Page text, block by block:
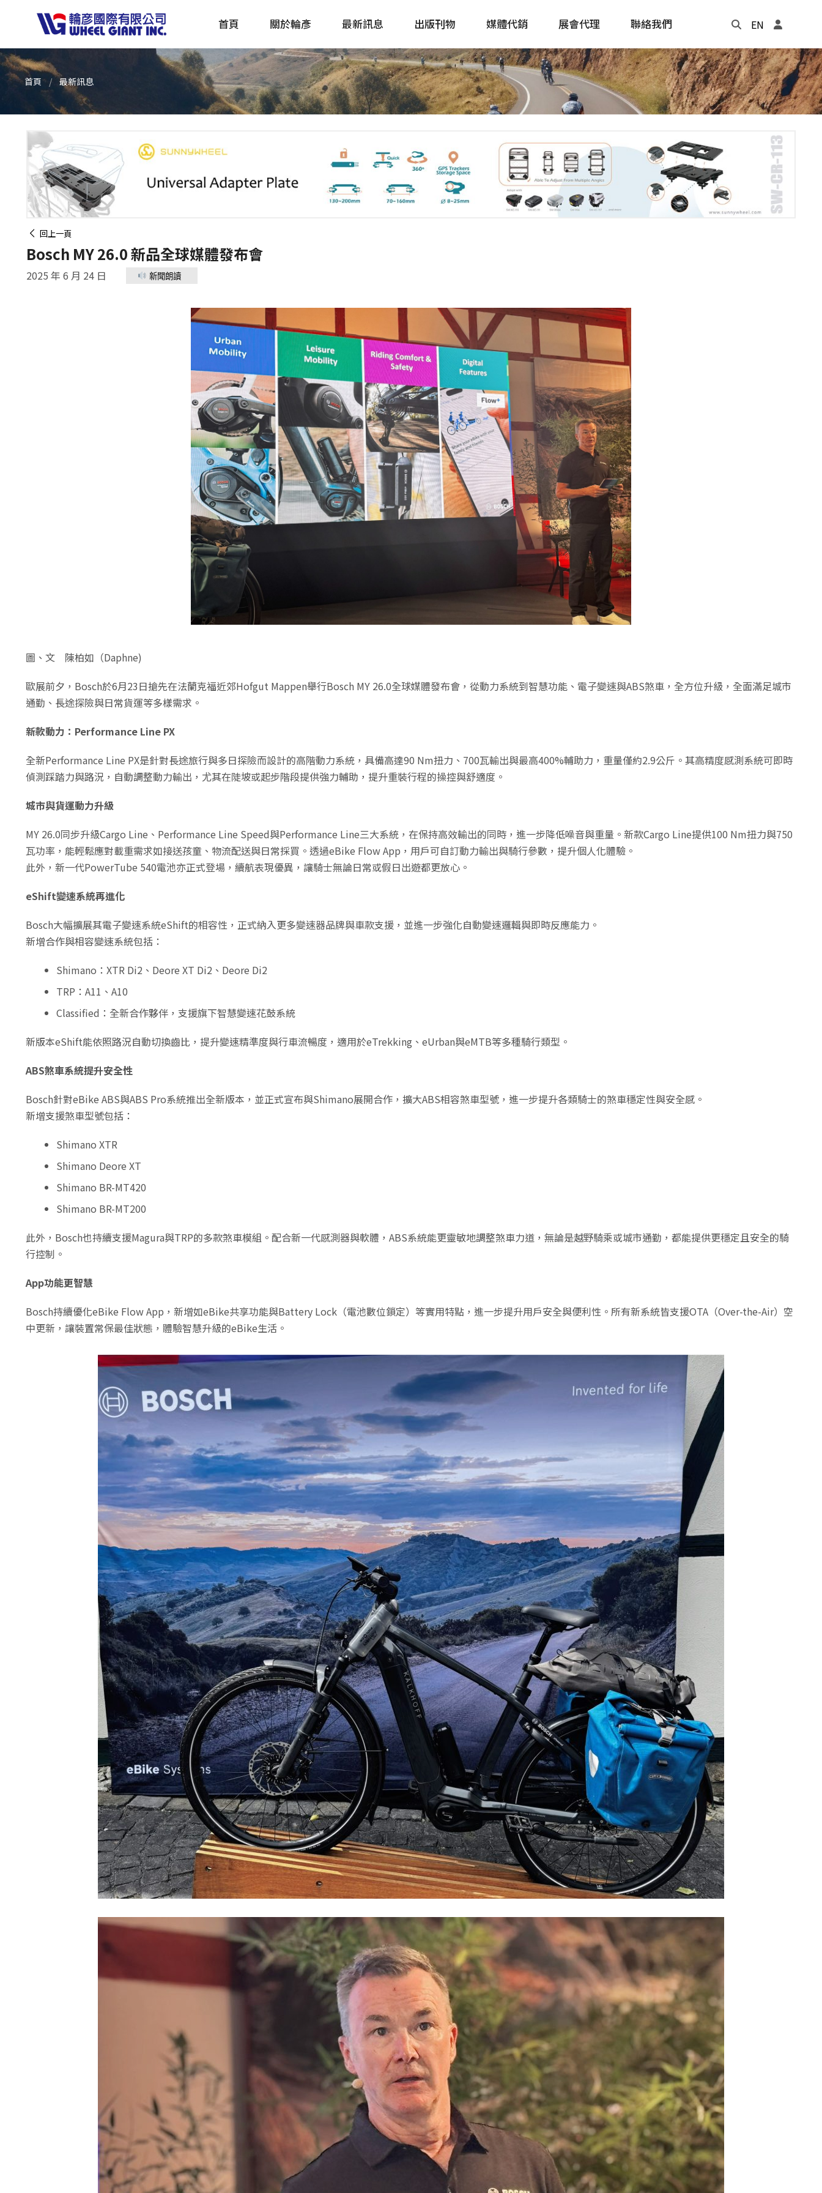
首頁 關於輪彥 最新訊息 出版刊物
產品採購指南 TBS
自行車&電動車市場快訊
Update
單車誌 Cycling Update
戶外探索 Outside
主題書籍
年度記事本
媒體代銷 展會代理 聯絡我們 EN
首頁 最新訊息
回上一頁
Bosch MY 26.0 新品全球媒體發布會
2025 年 6 月 24 日 新聞朗讀
圖、文 陳柏如（Daphne)
歐展前夕，Bosch於6月23日搶先在法蘭克福近郊Hofgut Mappen舉行Bosch MY 26.0全球媒體發布會，從動力系統到智慧功能、電子變速與ABS煞車，全方位升級，全面滿足城市
通勤、長途探險與日常貨運等多樣需求。
新款動力：Performance Line PX
全新Performance Line PX是針對長途旅行與多日探險而設計的高階動力系統，具備高達90 Nm扭力、700瓦輸出與最高400%輔助力，重量僅約2.9公斤。其高精度感測系統可即時
偵測踩踏力與路況，自動調整動力輸出，尤其在陡坡或起步階段提供強力輔助，提升重裝行程的操控與舒適度。
城市與貨運動力升級
MY 26.0同步升級Cargo Line、Performance Line Speed與Performance Line三大系統，在保持高效輸出的同時，進一步降低噪音與重量。新款Cargo Line提供100 Nm扭力與750
瓦功率，能輕鬆應對載重需求如接送孩童、物流配送與日常採買。透過eBike Flow App，用戶可自訂動力輸出與騎行參數，提升個人化體驗。
此外，新一代PowerTube 540電池亦正式登場，續航表現優異，讓騎士無論日常或假日出遊都更放心。
eShift變速系統再進化
Bosch大幅擴展其電子變速系統eShift的相容性，正式納入更多變速器品牌與車款支援，並進一步強化自動變速邏輯與即時反應能力。
新增合作與相容變速系統包括：
Shimano：XTR Di2、Deore XT Di2、Deore Di2
TRP：A11、A10
Classified：全新合作夥伴，支援旗下智慧變速花鼓系統
新版本eShift能依照路況自動切換齒比，提升變速精準度與行車流暢度，適用於eTrekking、eUrban與eMTB等多種騎行類型。
ABS煞車系統提升安全性
Bosch針對eBike ABS與ABS Pro系統推出全新版本，並正式宣布與Shimano展開合作，擴大ABS相容煞車型號，進一步提升各類騎士的煞車穩定性與安全感。
新增支援煞車型號包括：
Shimano XTR
Shimano Deore XT
Shimano BR-MT420
Shimano BR-MT200
此外，Bosch也持續支援Magura與TRP的多款煞車模組。配合新一代感測器與軟體，ABS系統能更靈敏地調整煞車力道，無論是越野騎乘或城市通勤，都能提供更穩定且安全的騎
行控制。
App功能更智慧
Bosch持續優化eBike Flow App，新增如eBike共享功能與Battery Lock（電池數位鎖定）等實用特點，進一步提升用戶安全與便利性。所有新系統皆支援OTA（Over-the-Air）空
中更新，讓裝置常保最佳狀態，體驗智慧升級的eBike生活。